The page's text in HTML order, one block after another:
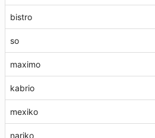
bistro
so
maximo
kabrio
mexiko
nariko